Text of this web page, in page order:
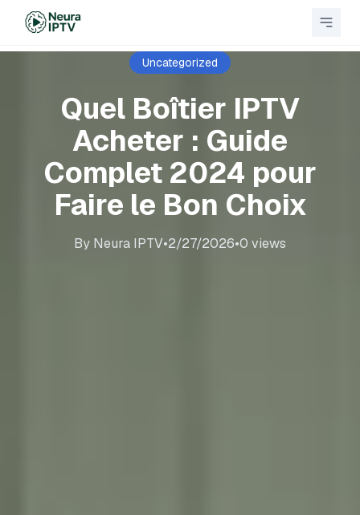
Skip to content
Uncategorized
Quel Boîtier IPTV
Acheter : Guide
Complet 2024 pour
Faire le Bon Choix
By Neura IPTV•2/27/2026•0 views